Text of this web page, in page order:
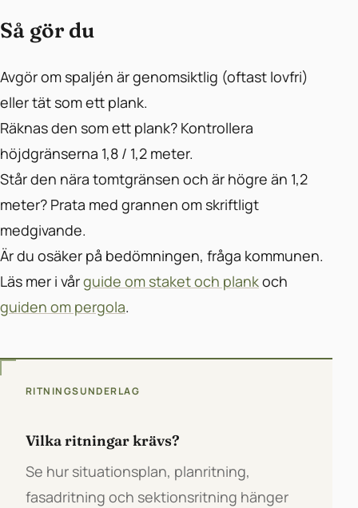
Så gör du
Avgör om spaljén är genomsiktlig (oftast lovfri)
eller tät som ett plank.
Räknas den som ett plank? Kontrollera
höjdgränserna 1,8 / 1,2 meter.
Står den nära tomtgränsen och är högre än 1,2
meter? Prata med grannen om skriftligt
medgivande.
Är du osäker på bedömningen, fråga kommunen.
Läs mer i vårguide om staket och plankoch
guiden om pergola.
RITNINGSUNDERLAG
Vilka ritningar krävs?
Se hur situationsplan, planritning,
fasadritning och sektionsritning hänger